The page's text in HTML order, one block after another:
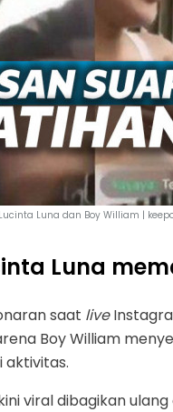
Lucinta Luna dan Boy William |
Luna
saat live
Boy William
viral dibagikan